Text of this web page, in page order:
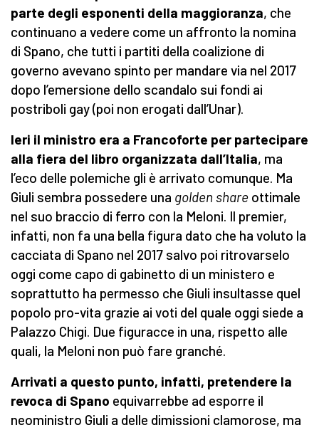
parte degli esponenti della maggioranza, che
continuano a vedere come un affronto la nomina
di Spano, che tutti i partiti della coalizione di
governo avevano spinto per mandare via nel 2017
dopo l’emersione dello scandalo sui fondi ai
postriboli gay (poi non erogati dall’Unar).
Ieri il ministro era a Francoforte per partecipare
alla fiera del libro organizzata dall’Italia, ma
l’eco delle polemiche gli è arrivato comunque. Ma
Giuli sembra possedere una golden share ottimale
nel suo braccio di ferro con la Meloni. Il premier,
infatti, non fa una bella figura dato che ha voluto la
cacciata di Spano nel 2017 salvo poi ritrovarselo
oggi come capo di gabinetto di un ministero e
soprattutto ha permesso che Giuli insultasse quel
popolo pro-vita grazie ai voti del quale oggi siede a
Palazzo Chigi. Due figuracce in una, rispetto alle
quali, la Meloni non può fare granché.
Arrivati a questo punto, infatti, pretendere la
revoca di Spano equivarrebbe ad esporre il
neoministro Giuli a delle dimissioni clamorose, ma